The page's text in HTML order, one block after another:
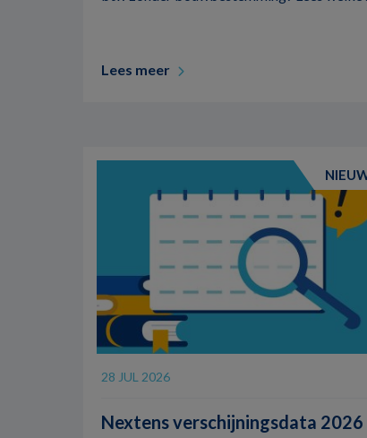
Lees meer
28 JUL 2026
Nextens verschijningsdata 2026